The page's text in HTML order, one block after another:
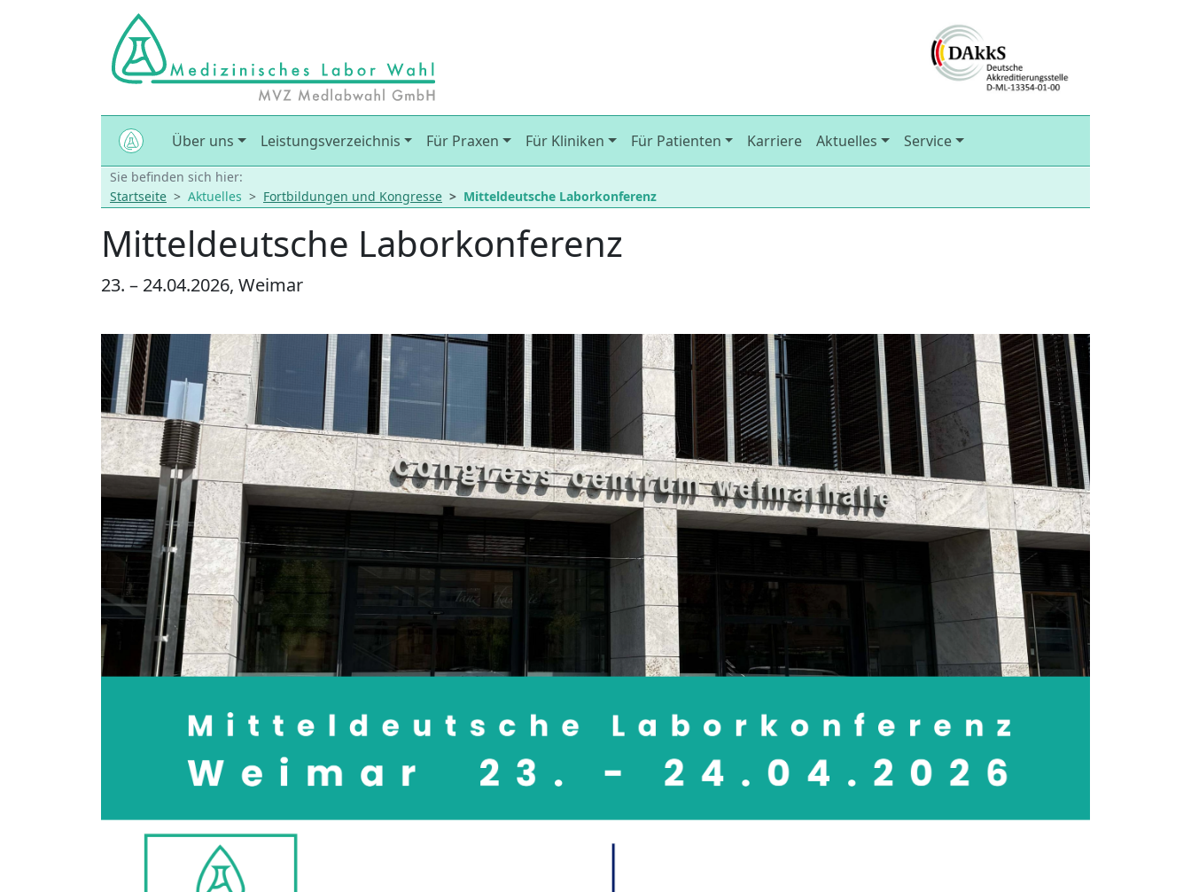
Über uns Leistungsverzeichnis Für Praxen Für Kliniken Für Patienten Karriere Aktuelles Service
Sie befinden sich hier:
Startseite
Aktuelles Fortbildungen und Kongresse Mitteldeutsche Laborkonferenz
Mitteldeutsche Laborkonferenz
23. – 24.04.2026, Weimar